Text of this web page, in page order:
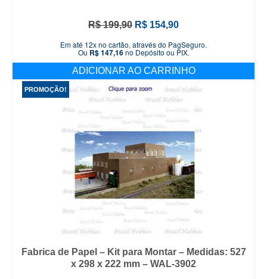
R$199,90 O
original
era:
R$ 199,90.
R$ 154,90O
atual
é:
R$ 154,90.
Em até 12x no cartão, através do PagSeguro.
Ou R$147,16no Depósito ou PIX.
ADICIONAR AO CARRINHO
PROMOÇÃO!
Fabrica de Papel – Kit para Montar – Medidas: 527
x 298 x 222 mm – WAL-3902